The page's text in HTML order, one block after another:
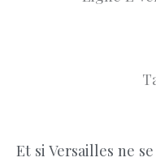
Et si Versailles ne